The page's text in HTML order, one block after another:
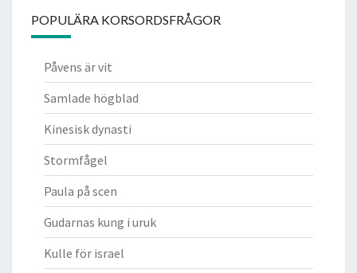
POPULÄRA KORSORDSFRÅGOR
Påvens är vit
Samlade högblad
Kinesisk dynasti
Stormfågel
Paula på scen
Gudarnas kung i uruk
Kulle för israel